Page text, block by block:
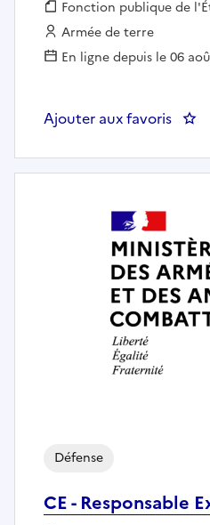
Fonction publique :
Fonction publique de
Employeur :
Armée de terre
En ligne depuis le 06
Ajouter aux favoris :
CE - Responsable
Défense